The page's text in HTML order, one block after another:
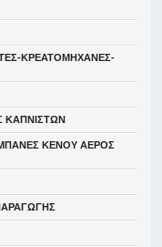
ΚΡΕΑΤΟΜΗΧΑΝΕΣ-
ΚΑΠΝΙΣΤΩΝ
ΚΕΝΟΥ ΑΕΡΟΣ